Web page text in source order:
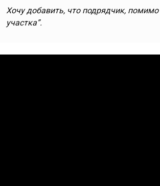
Хочу добавить, что подрядчик,
участка”.